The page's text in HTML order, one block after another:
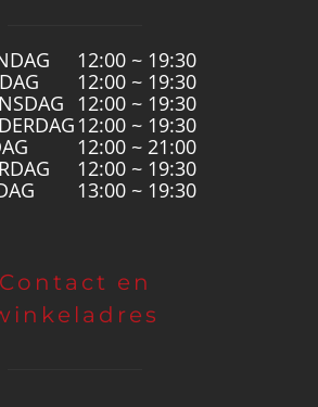
12:00 ~ 19:30
12:00 ~ 19:30
12:00 ~ 19:30
12:00 ~ 19:30
12:00 ~ 21:00
12:00 ~ 19:30
13:00 ~ 19:30
Contact en